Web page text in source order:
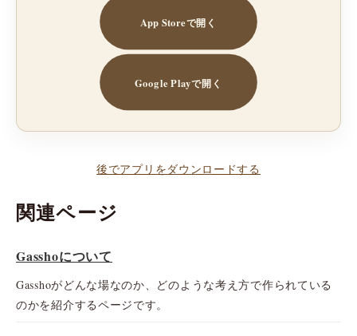
App Storeで開く
Google Playで開く
後でアプリをダウンロードする
関連ページ
Gasshoについて
Gasshoがどんな場なのか、どのような考え方で作られている
のかを紹介するページです。